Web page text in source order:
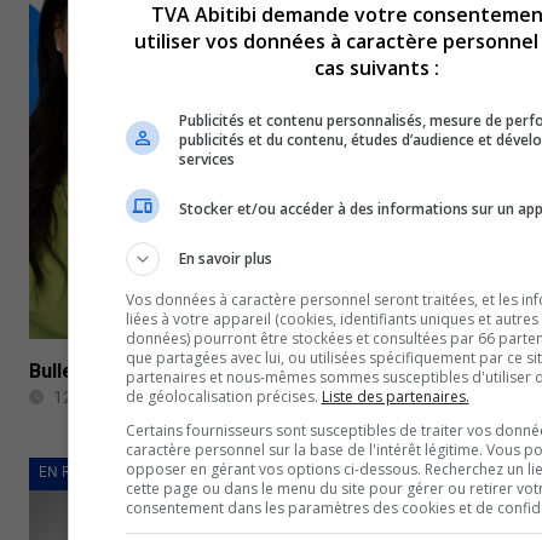
Bulletin de nouvelles du 12 juillet 2024
12 juillet 2024
EN REVUE
TVA Abitibi demande votre
utiliser vos données à caractère personnel
cas suivants :
Publicités et contenu personnalisés, mesure de
publicités et du contenu, études d’audience et
services
Stocker et/ou accéder à des informations sur un
En savoir plus
Vos données à caractère personnel seront traitées, et les
liées à votre appareil (cookies, identifiants uniques et
données) pourront être stockées et consultées par 66
que partagées avec lui, ou utilisées spécifiquement par ce
partenaires et nous-mêmes sommes susceptibles d'utiliser
de géolocalisation précises. Liste des partenaires.
Certains fournisseurs sont susceptibles de traiter vos
caractère personnel sur la base de l'intérêt légitime. Vous
opposer en gérant vos options ci-dessous. Recherchez un
cette page ou dans le menu du site pour gérer ou retirer
consentement dans les paramètres des cookies et de